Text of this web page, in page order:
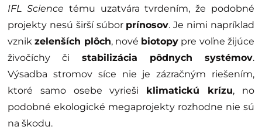
IFL Science tému uzatvára tvrdením, že podobné
projekty nesú širší súbor prínosov. Je nimi napríklad
vznikzelenších plôch, nové biotopy pre voľne žijúce
živočíchy či stabilizácia pôdnych systémov.
Výsadba stromov síce nie je zázračným riešením,
ktoré samo osebe vyrieši klimatickú krízu, no
podobné ekologické megaprojekty rozhodne nie sú
na škodu.